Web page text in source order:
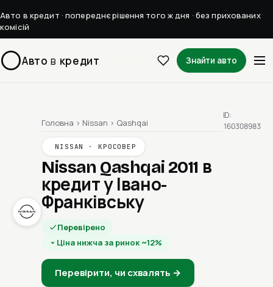
Авто в кредит · попереднє рішення того ж дня · без прихованих
комісій
Авто в кредит Знайти авто
Головна › Nissan › Qashqai
NISSAN · КРОСОВЕР
Nissan Qashqai 2011 в
кредит у Івано-
Франківську
Перевірено
Ціна нижча за ринок ~12%
Перевірити, чи схвалять →
ID:
160308983